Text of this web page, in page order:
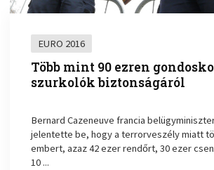
EURO 2016
Több mint 90 ezren
szurkolók biztonságáról
Bernard Cazeneuve francia
jelentette be, hogy a terrorveszély miatt
embert, azaz 42 ezer rendőrt, 30 ezer
10 ...